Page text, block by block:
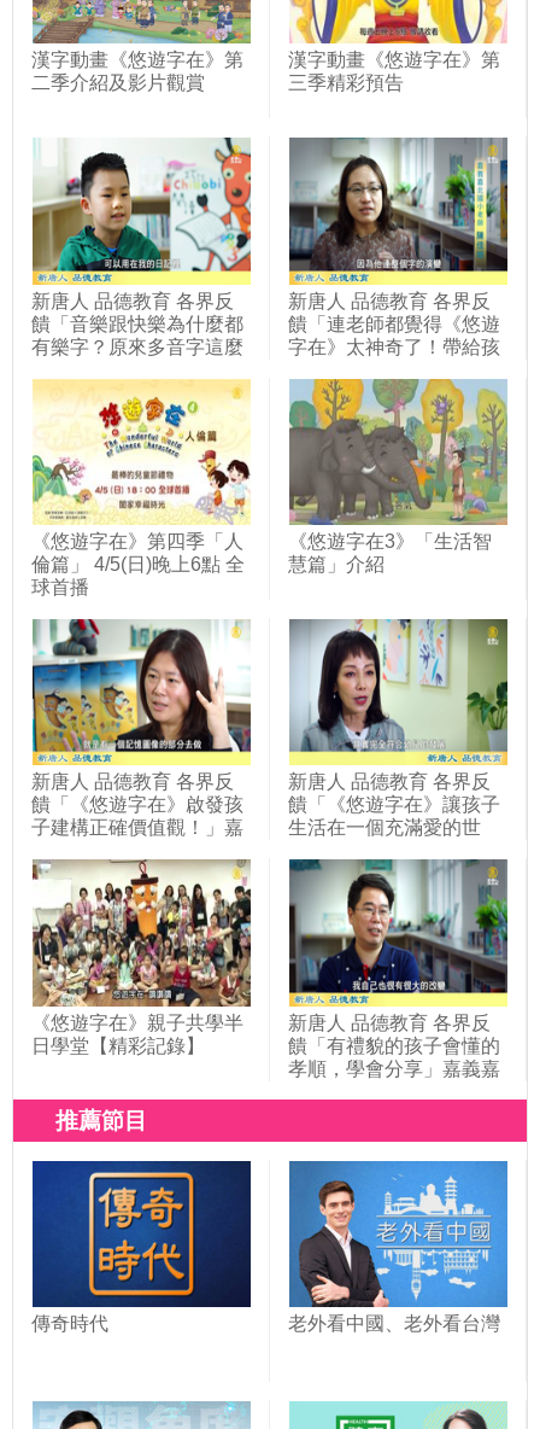
漢字動畫《悠遊字在》第
二季介紹及影片觀賞
漢字動畫《悠遊字在》第
三季精彩預告
新唐人 品德教育 各界反
饋「音樂跟快樂為什麼都
有樂字？原來多音字這麼
新唐人 品德教育 各界反
饋「連老師都覺得《悠遊
字在》太神奇了！帶給孩
國小
《悠遊字在》第四季「人
倫篇」 4/5(日)晚上6點 全
球首播
《悠遊字在3》「生活智
慧篇」介紹
新唐人 品德教育 各界反
饋「《悠遊字在》啟發孩
子建構正確價值觀！」嘉
新唐人 品德教育 各界反
饋「《悠遊字在》讓孩子
生活在一個充滿愛的世
《悠遊字在》親子共學半
日學堂【精彩記錄】
新唐人 品德教育 各界反
饋「有禮貌的孩子會懂的
孝順，學會分享」嘉義嘉
推薦節目
傳奇時代 老外看中國、老外看台灣